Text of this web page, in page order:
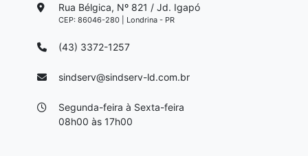
Rua Bélgica, Nº 821 / Jd. Igapó
CEP: 86046-280 | Londrina - PR
(43) 3372-1257
sindserv@sindserv-ld.com.br
Segunda-feira à Sexta-feira
08h00 às 17h00